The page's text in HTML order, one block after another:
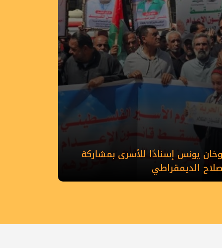
يونس إسنادًا للأسرى بمشاركة
الديمقراطي